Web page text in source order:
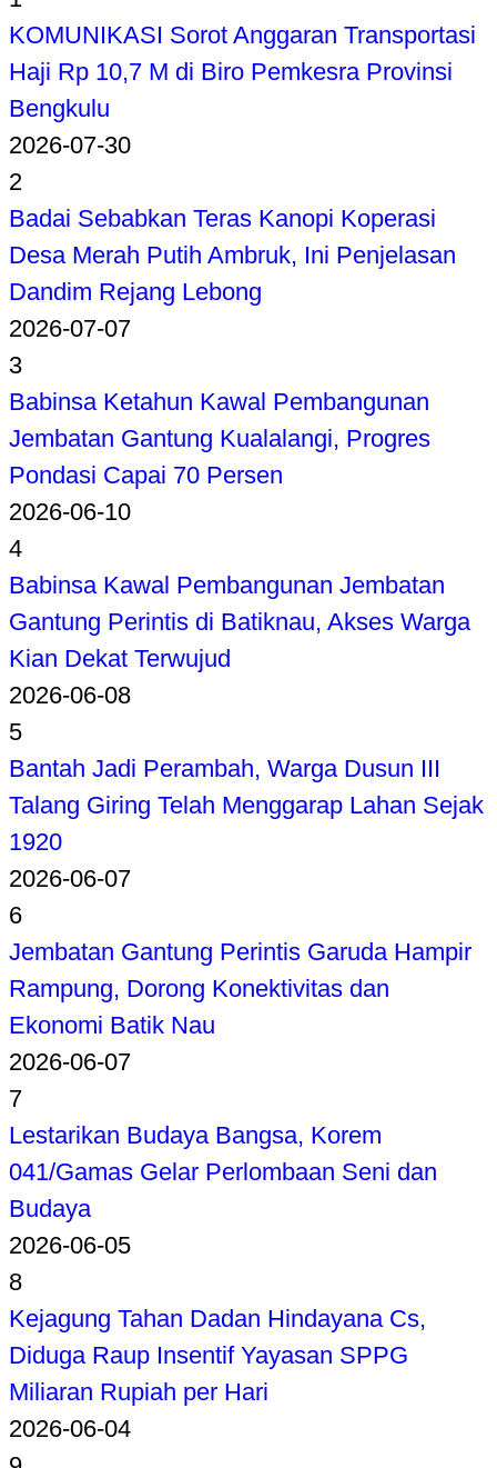
KOMUNIKASI Sorot Anggaran Transportasi
Haji Rp 10,7 M di Biro Pemkesra Provinsi
Bengkulu
2026-07-30
2
Badai Sebabkan Teras Kanopi Koperasi
Desa Merah Putih Ambruk, Ini Penjelasan
Dandim Rejang Lebong
2026-07-07
3
Babinsa Ketahun Kawal Pembangunan
Jembatan Gantung Kualalangi, Progres
Pondasi Capai 70 Persen
2026-06-10
4
Babinsa Kawal Pembangunan Jembatan
Gantung Perintis di Batiknau, Akses Warga
Kian Dekat Terwujud
2026-06-08
5
Bantah Jadi Perambah, Warga Dusun III
Talang Giring Telah Menggarap Lahan Sejak
1920
2026-06-07
6
Jembatan Gantung Perintis Garuda Hampir
Rampung, Dorong Konektivitas dan
Ekonomi Batik Nau
2026-06-07
7
Lestarikan Budaya Bangsa, Korem
041/Gamas Gelar Perlombaan Seni dan
Budaya
2026-06-05
8
Kejagung Tahan Dadan Hindayana Cs,
Diduga Raup Insentif Yayasan SPPG
Miliaran Rupiah per Hari
2026-06-04